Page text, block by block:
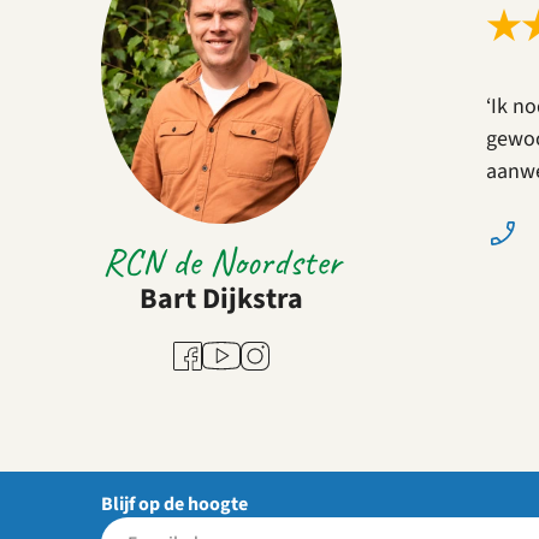
RCN de Noordster
Bart Dijkstra
Facebook
YoutubeInstagram
★
‘Ik
Blijf op de hoogte